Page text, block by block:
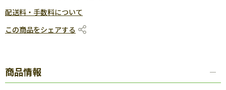
配送料・手数料について
この商品をシェアする
商品情報